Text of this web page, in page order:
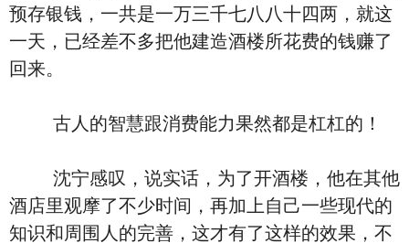
预存银钱，一共是一万三千七八八十四两，就这
一天，已经差不多把他建造酒楼所花费的钱赚了
回来。
古人的智慧跟消费能力果然都是杠杠的！
沈宁感叹，说实话，为了开酒楼，他在其他
酒店里观摩了不少时间，再加上自己一些现代的
知识和周围人的完善，这才有了这样的效果，不